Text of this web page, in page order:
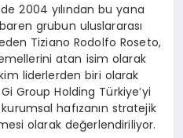
2004 yılından bu yana
grubun uluslararası
Tiziano Rodolfo Roseto,
atan isim olarak
liderlerden biri olarak
Group Holding Türkiye’yi
hafızanın stratejik
olarak değerlendiriliyor.